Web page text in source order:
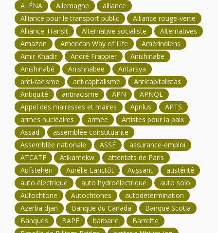
ALÉNA Allemagne
alliance
Alliance pour le transport public
Alliance rouge-verte
Alliance Transit
Alternative socialiste
Alternatives
Amazon
American Way of Life
Amérindiens
Amir Khadir
André Frappier
Anishinabe
Anishinabé
Anishnabee
Antarsya
anti-racisme
anticapitalisme
Anticapitalistas
Antiquité
antiracisme APN
APNQL
Appel des mairesses et maires
Aprilus
APTS
armes nucléaires
armée
Artistes pour la paix
Assad
assemblée constituante
Assemblée nationale
ASSÉ
assurance-emploi
ATCATF
Atikamekw
attentats de Paris
Aufstehen
Aurélie Lanctôt Aussant
austérité
auto électrique
auto hydroélectrique
auto solo
Autochtone
Autochtones
autodétermination
Azerbaïdjan
Banque du Canada
Banque Scotia
Banques
BAPE barbarie
Barrette